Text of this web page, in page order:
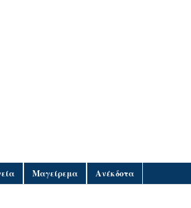
Μαγείρεμα Ανέκδοτα